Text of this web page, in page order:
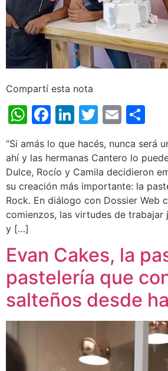
Compartí esta nota
WhatsApp
Facebook
LinkedIn
Twitter
Email
“Si amás lo que hacés, nunca será
ahí y las hermanas Cantero lo
Dulce, Rocío y Camila decidieron
su creación más importante: la
Rock. En diálogo con Dossier Web
comienzos, las virtudes de trabajar
y […]
Evan Cakes, la
pastelería que
salteños desde